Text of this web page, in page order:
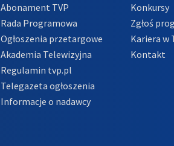
Abonament TVP
Rada Programowa
Ogłoszenia przetargowe
Akademia Telewizyjna
Regulamin tvp.pl
Telegazeta ogłoszenia
Informacje o nadawcy
Konkursy
Zgłoś
Kariera w
Kontakt